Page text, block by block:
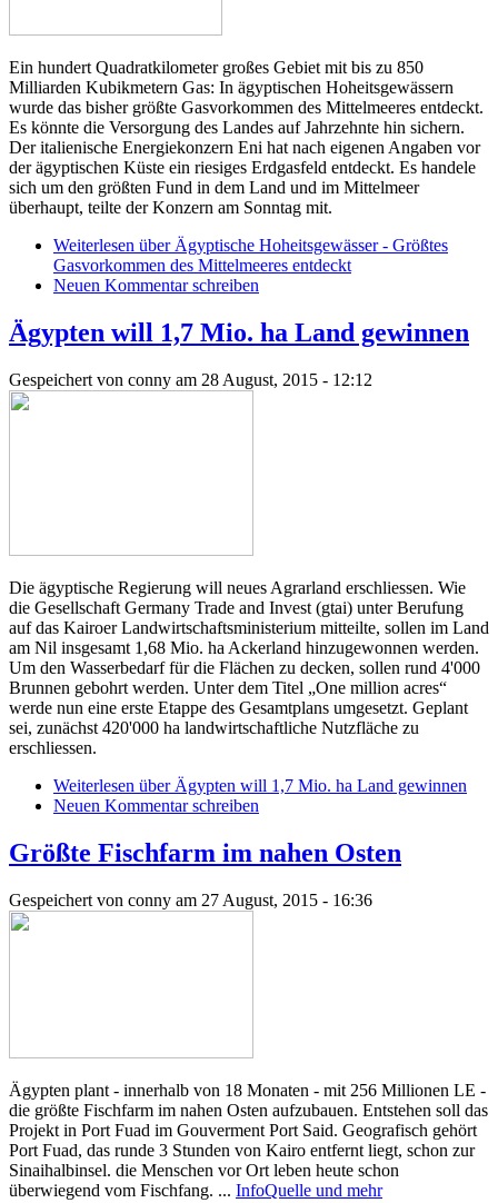
Ein hundert Quadratkilometer großes Gebiet mit bis zu 850
Milliarden Kubikmetern Gas: In ägyptischen Hoheitsgewässern
wurde das bisher größte Gasvorkommen des Mittelmeeres entdeckt.
Es könnte die Versorgung des Landes auf Jahrzehnte hin sichern.
Der italienische Energiekonzern Eni hat nach eigenen Angaben vor
der ägyptischen Küste ein riesiges Erdgasfeld entdeckt. Es handele
sich um den größten Fund in dem Land und im Mittelmeer
überhaupt, teilte der Konzern am Sonntag mit.
Weiterlesen über Ägyptische Hoheitsgewässer - Größtes
Gasvorkommen des Mittelmeeres entdeckt
Neuen Kommentar schreiben
Ägypten will 1,7 Mio. ha Land gewinnen
Gespeichert von conny am 28 August, 2015 - 12:12
Die ägyptische Regierung will neues Agrarland erschliessen. Wie
die Gesellschaft Germany Trade and Invest (gtai) unter Berufung
auf das Kairoer Landwirtschaftsministerium mitteilte, sollen im Land
am Nil insgesamt 1,68 Mio. ha Ackerland hinzugewonnen werden.
Um den Wasserbedarf für die Flächen zu decken, sollen rund 4'000
Brunnen gebohrt werden. Unter dem Titel „One million acres“
werde nun eine erste Etappe des Gesamtplans umgesetzt. Geplant
sei, zunächst 420'000 ha landwirtschaftliche Nutzfläche zu
erschliessen.
Weiterlesen über Ägypten will 1,7 Mio. ha Land gewinnen
Neuen Kommentar schreiben
Größte Fischfarm im nahen Osten
Gespeichert von conny am 27 August, 2015 - 16:36
Ägypten plant - innerhalb von 18 Monaten - mit 256 Millionen LE -
die größte Fischfarm im nahen Osten aufzubauen. Entstehen soll das
Projekt in Port Fuad im Gouverment Port Said. Geografisch gehört
Port Fuad, das runde 3 Stunden von Kairo entfernt liegt, schon zur
Sinaihalbinsel. die Menschen vor Ort leben heute schon
überwiegend vom Fischfang. ... InfoQuelle und mehr